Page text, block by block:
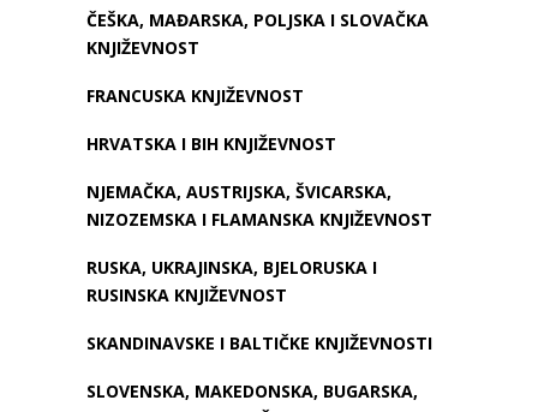
ČEŠKA, MAĐARSKA, POLJSKA I SLOVAČKA
KNJIŽEVNOST
FRANCUSKA KNJIŽEVNOST
HRVATSKA I BIH KNJIŽEVNOST
NJEMAČKA, AUSTRIJSKA, ŠVICARSKA,
NIZOZEMSKA I FLAMANSKA KNJIŽEVNOST
RUSKA, UKRAJINSKA, BJELORUSKA I
RUSINSKA KNJIŽEVNOST
SKANDINAVSKE I BALTIČKE KNJIŽEVNOSTI
SLOVENSKA, MAKEDONSKA, BUGARSKA,